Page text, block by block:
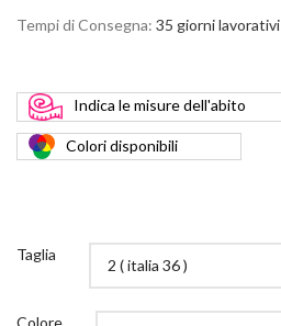
Tempi di Consegna: 35 giorni lavorativi
Indica le misure dell'abito
Coloridisponibili
Taglia
Colore